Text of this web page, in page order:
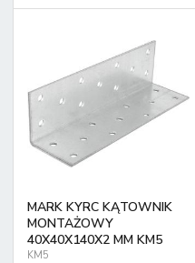
MARK KYRC KĄTOWNIK
MONTAŻOWY
40X40X140X2 MM KM5
KM5